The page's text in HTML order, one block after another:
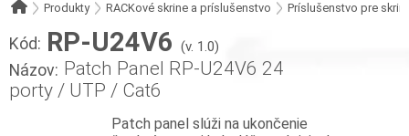
Produkty RACKové skrine a príslušenstvo Príslušenstvo pre
Kód: RP-U24V6 (v. 1.0)
Názov: Patch Panel RP-U24V6 24
porty / UTP / Cat6
Patch panel slúži na ukončenie